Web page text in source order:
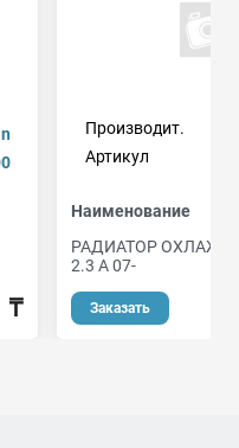
₸
Производит.
Артикул
Наименование
РАДИАТОР
2.3 A 07-
Заказать